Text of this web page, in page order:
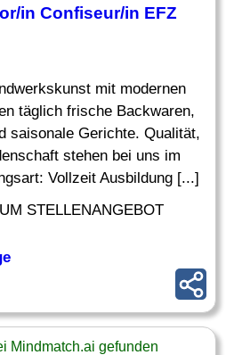
in Confiseur/in EFZ
mit modernen
täglich frische Backwaren,
saisonale Gerichte. Qualität,
stehen bei uns im
Vollzeit Ausbildung [...]
STELLENANGEBOT
Mindmatch.ai gefunden